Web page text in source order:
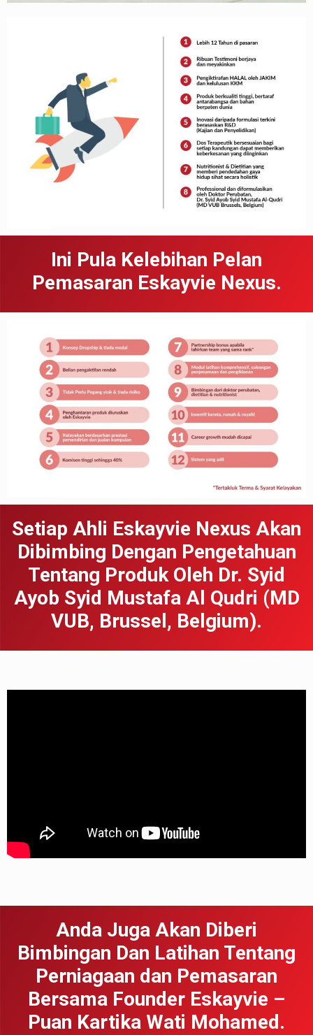
Ini Pula Kelebihan Pelan
Pemasaran Eskayvie Nexus.
Setiap Ahli Eskayvie Nexus Akan
Dibimbing Dengan Pengetahuan
Tentang Produk Oleh Dr. Syid
Ayob Syid Mustafa Al Qudri (MD
VUB, Brussel, Belgium).
Anda Juga Akan Diberi
Bimbingan Dan Latihan Tentang
Perniagaan dan Pemasaran
Bersama Founder Eskayvie –
Puan Kartika Wati Mohamed.